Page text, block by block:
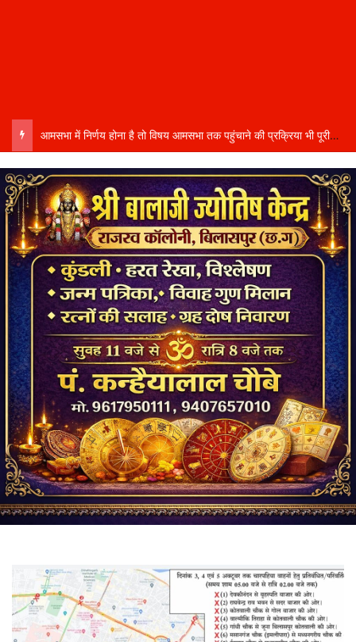
आमसभा में निर्णय होना है तो विषय आमसभा तक पहुंचाने की प्रक्रिया भी पूरी होनी चाहिए…..